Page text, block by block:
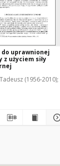
do uprawnionej
z użyciem siły
(1956-2010)